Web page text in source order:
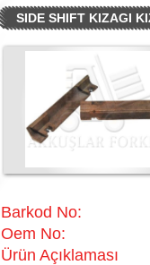
SIDE SHIFT KIZAGI
Barkod No:
Oem No:
Ürün Açıklaması